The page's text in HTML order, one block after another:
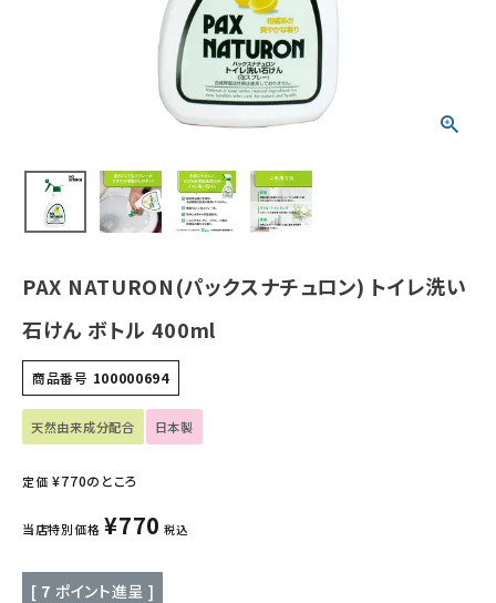
カテゴリーから探す
美容・コスメ・香水
衛生用品
日用品雑貨
フェムケア
キッチン用品
PAX NATURON(パックスナチュロン) トイレ洗い
石けん ボトル 400ml
商品番号 100000694
天然由来成分配合 日本製
定価 ¥770のところ
当店特別価格 ¥770 税込
[ 7 ポイント進呈 ]